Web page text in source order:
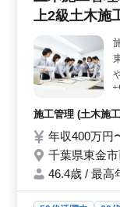
上2級土木
施工管理 (土木施
年収400万円
千葉県東金
46.4歳 / 最高